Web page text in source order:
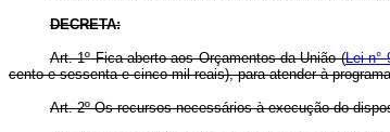
DECRETA:
Art. 1º Fica aberto aos Orçamentos da União (Lei n°
cento e sessenta e cinco mil reais), para atender à
Art. 2º Os recursos necessários à execução do